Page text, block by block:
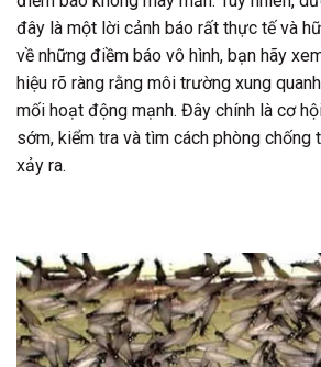
đây là một lời cảnh báo rất thực tế và
về những điềm báo vô hình, bạn hãy
hiệu rõ ràng rằng môi trường xung
mối hoạt động mạnh. Đây chính là cơ
sớm, kiểm tra và tìm cách phòng chống
xảy ra.